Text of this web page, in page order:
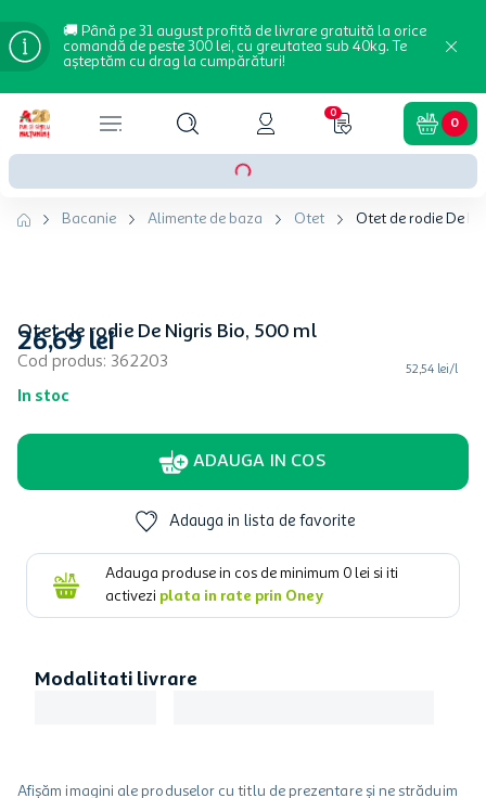
🚚 Până pe 31 august profită de livrare gratuită la orice
comandă de peste 300 lei, cu greutatea sub 40kg. Te
așteptăm cu drag la cumpărături!
0
0
Bacanie Alimente de baza Otet Otet de rodie De
Otet de rodie De Nigris Bio, 500 ml
Cod produs: 362203
In stoc
26,69 lei
52,54 lei/l
ADAUGA IN COS
Adauga in lista de favorite
Adauga produse in cos de minimum 0 lei si iti
activezi plata in rate prin Oney
Modalitati livrare
Afișăm imagini ale produselor cu titlu de prezentare și ne străduim